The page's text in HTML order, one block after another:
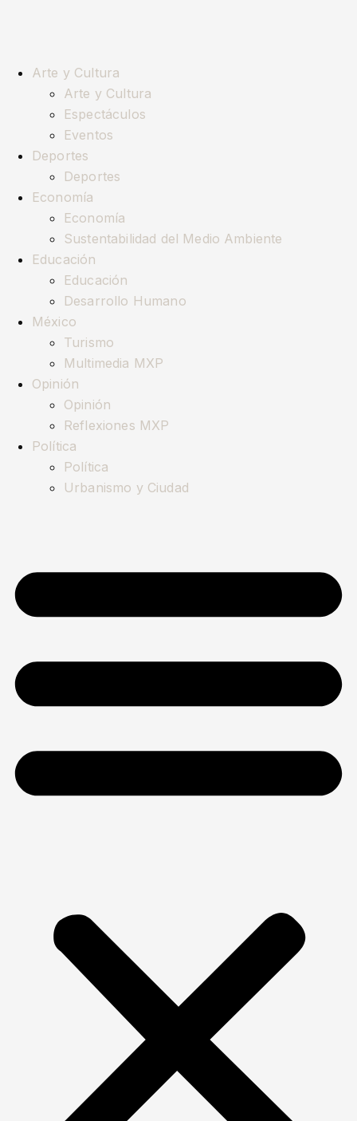
Arte y Cultura
Arte y Cultura
Espectáculos
Eventos
Deportes
Deportes
Economía
Economía
Sustentabilidad del Medio Ambiente
Educación
Educación
Desarrollo Humano
México
Turismo
Multimedia MXP
Opinión
Opinión
Reflexiones MXP
Política
Política
Urbanismo y Ciudad